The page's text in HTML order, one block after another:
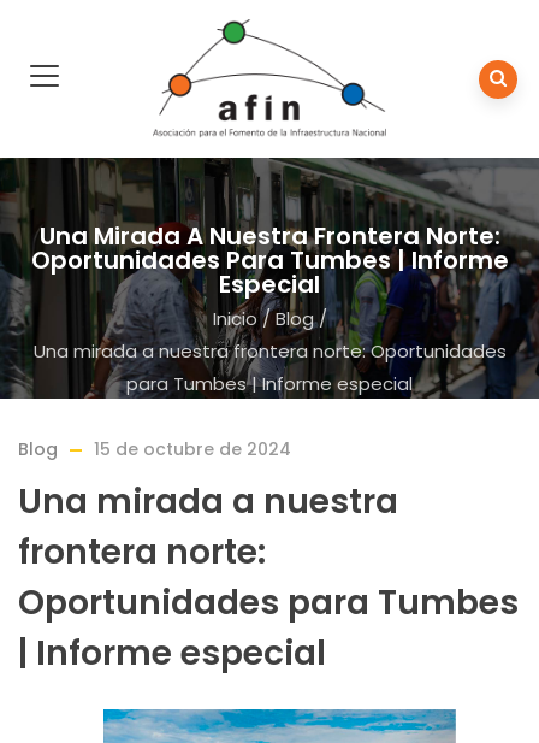
Una Mirada A Nuestra Frontera Norte:
Oportunidades Para Tumbes | Informe
Especial
Inicio/Blog/
Una mirada a nuestra frontera norte: Oportunidades
para Tumbes | Informe especial
Blog 15 de octubre de 2024
Una mirada a nuestra
frontera norte:
Oportunidades para Tumbes
| Informe especial